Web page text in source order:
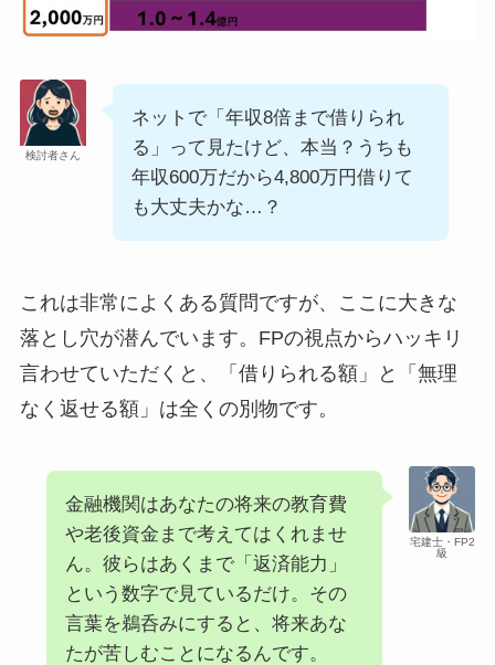
検討者さん
ネットで「年収8倍まで借りられ
る」って見たけど、本当？うちも
年収600万だから4,800万円借りて
も大丈夫かな…？
これは非常によくある質問ですが、ここに大きな
落とし穴が潜んでいます。FPの視点からハッキリ
言わせていただくと、「借りられる額」と「無理
なく返せる額」は全くの別物です。
宅建士・FP2
級
金融機関はあなたの将来の教育費
や老後資金まで考えてはくれませ
ん。彼らはあくまで「返済能力」
という数字で見ているだけ。その
言葉を鵜呑みにすると、将来あな
たが苦しむことになるんです。